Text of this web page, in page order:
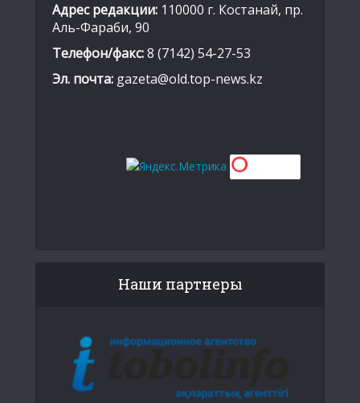
Адрес редакции: 110000 г. Костанай, пр.
Аль-Фараби, 90
Телефон/факс:8 (7142) 54-27-53
Эл. почта: gazeta@old.top-news.kz
Наши партнеры